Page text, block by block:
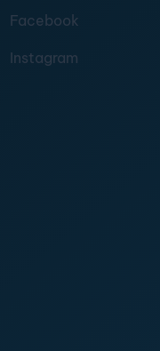
Facebook
Instagram